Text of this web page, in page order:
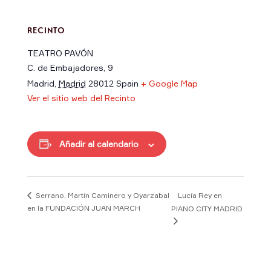
Añadir al calendario
RECINTO
TEATRO PAVÓN
C. de Embajadores, 9
Madrid, Madrid 28012 Spain + Google Map
Ver el sitio web del Recinto
Serrano, Martín Caminero y Oyarzabal
en la FUNDACIÓN JUAN MARCH
Lucía Rey en
PIANO CITY MADRID